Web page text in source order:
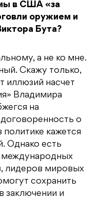
в США «за
оружием и
Бута?
а не ко мне.
Скажу только,
иллюзий насчет
Владимира
на
о
кажется
Однако есть
международных
лидеров мировых
сохранить
заключении и